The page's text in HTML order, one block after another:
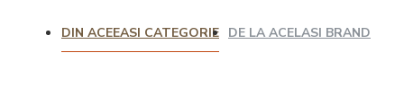
DIN ACEEASI CATEGORIE DE LA ACELASI BRAND